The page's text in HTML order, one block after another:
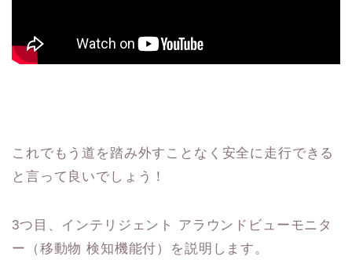
これでもう道を踏み外すことなく安全に走行できる
と言って良いでしょう！
3つ目、インテリジェント アラウンドビューモニタ
ー（移動物 検知機能付）を説明します。